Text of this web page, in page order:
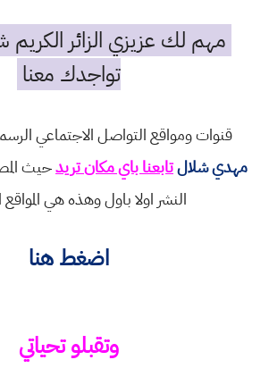
مهم لك عزيزي الزائر
تواجدك معنا
قنوات ومواقع التواصل الاجتماعي
مهدي شلالتابعنا باي مكان تريدحيث
النشر اولا باول وهذه هي
اضغط هنا
وتقبلو تحياتي